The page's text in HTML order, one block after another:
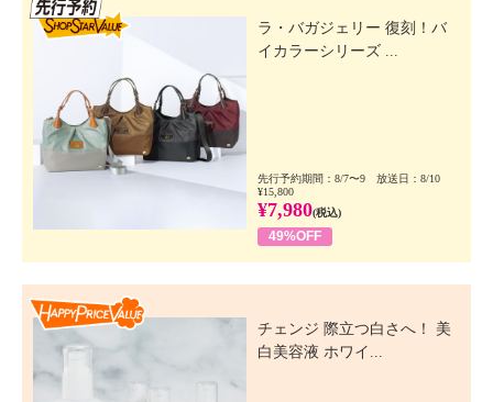
ラ・バガジェリー 復刻！バ
イカラーシリーズ ...
先行予約期間：8/7〜9 放送日：8/10
¥15,800
¥7,980(税込)
49%OFF
チェンジ 際立つ白さへ！ 美
白美容液 ホワイ...